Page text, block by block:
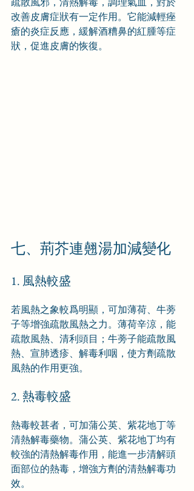
改善皮膚症狀有一定作用。它能減輕痤
瘡的炎症反應，緩解酒糟鼻的紅腫等症
狀，促進皮膚的恢復。
七、荊芥連翹湯加減變化
1. 風熱較盛
若風熱之象較爲明顯，可加薄荷、牛蒡
子等增強疏散風熱之力。薄荷辛涼，能
疏散風熱、清利頭目；牛蒡子能疏散風
熱、宣肺透疹、解毒利咽，使方劑疏散
風熱的作用更強。
2. 熱毒較盛
熱毒較甚者，可加蒲公英、紫花地丁等
清熱解毒藥物。蒲公英、紫花地丁均有
較強的清熱解毒作用，能進一步清解頭
面部位的熱毒，增強方劑的清熱解毒功
效。